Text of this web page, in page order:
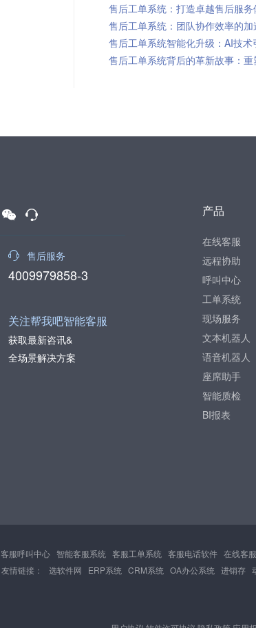
售后工单系统：打造卓越售后服
售后工单系统：团队协作效率的
售后工单系统智能化升级：AI技
售后工单系统背后的革新故事：
售后服务
4009979858-3
关注帮我吧智能客服
获取最新咨讯&
全场景解决方案
产品
在线客服
远程协助
呼叫中心
工单系统
现场服务
文本机器人
语音机器人
座席助手
智能质检
BI报表
客服呼叫中心 智能客服系统 客服工单系统 客服电话软件 在线客
友情链接：
选软件网 ERP系统 CRM系统 OA办公系统 进销存